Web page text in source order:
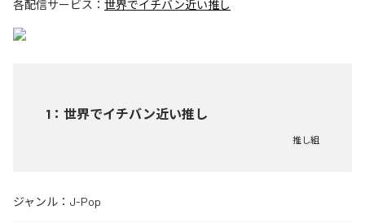
各配信サービス： 世界でイチバン近い推し
1 ： 世界でイチバン近い推し
推し組
ジャンル： J-Pop